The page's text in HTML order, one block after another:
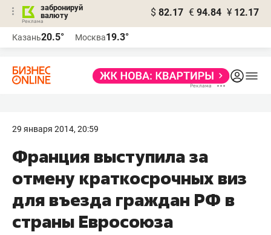
забронируй
валюту
$ 82.17 € 94.84 ¥ 12.17
Казань20.5° Москва19.3°
29 января 2014, 20:59
Франция выступила за
отмену краткосрочных виз
для въезда граждан РФ в
страны Евросоюза